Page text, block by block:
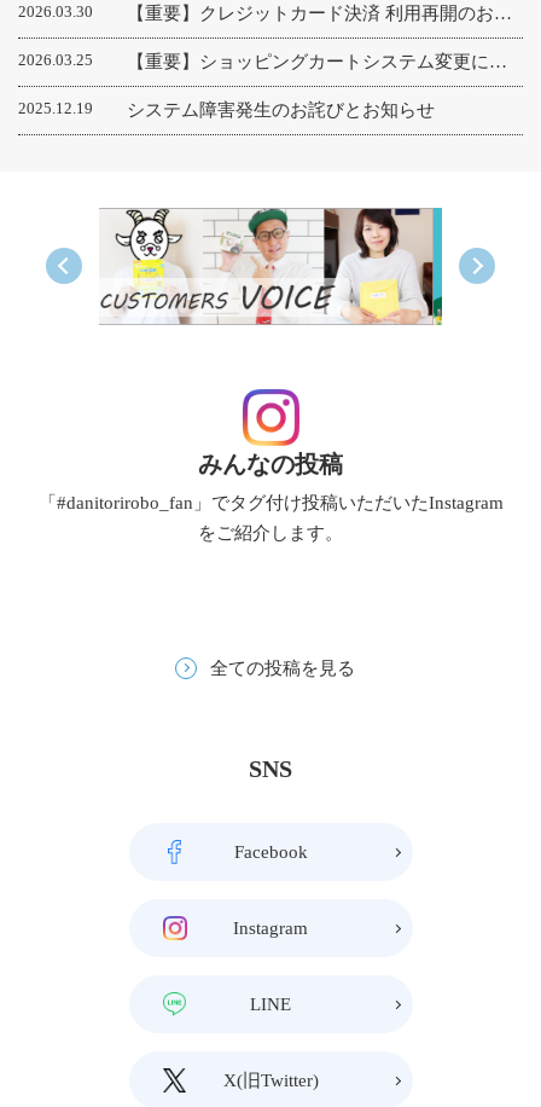
2026.03.30 【重要】クレジットカード決済 利用再開のお知らせ
2026.03.25 【重要】ショッピングカートシステム変更に伴うサイトリニューアルのお知らせ
2025.12.19 システム障害発生のお詫びとお知らせ
Previous Next
みんなの投稿
「#danitorirobo_fan」でタグ付け投稿いただいたInstagram
をご紹介します。
全ての投稿を見る
SNS
Facebook
Instagram
LINE
X(旧Twitter)